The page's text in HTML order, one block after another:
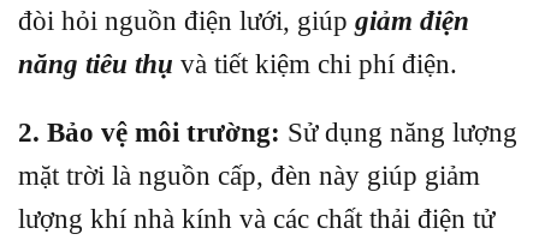
đòi hỏi nguồn điện lưới, giúp giảm điện
năng tiêu thụ và tiết kiệm chi phí điện.
2. Bảo vệ môi trường: Sử dụng năng lượng
mặt trời là nguồn cấp, đèn này giúp giảm
lượng khí nhà kính và các chất thải điện tử